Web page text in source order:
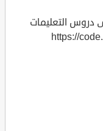
دروس التعليمات